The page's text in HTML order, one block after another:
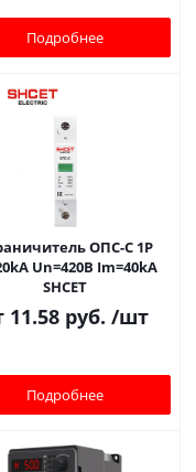
Подробнее
ОПС-С 1P
Im=40kA
SHCET
11.58 руб. /шт
Подробнее